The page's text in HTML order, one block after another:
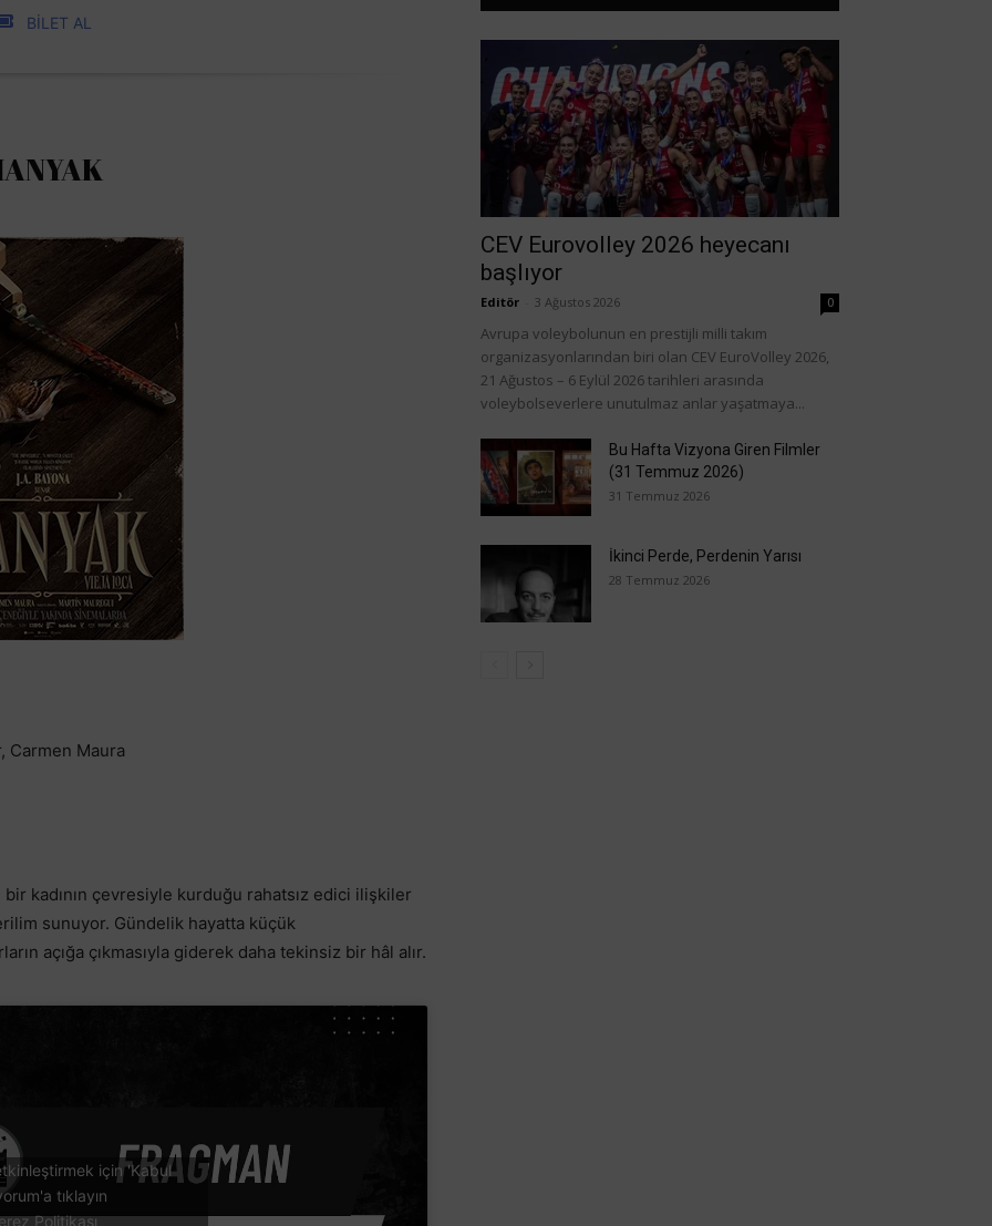
BİLET AL
Carmen Maura
bir kadının çevresiyle kurduğu rahatsız edici ilişkiler
sunuyor. Gündelik hayatta küçük
açığa çıkmasıyla giderek daha tekinsiz bir hâl alır.
için 'Kabul
tıklayın
Politikası
CEV Eurovolley 2026 heyecanı
başlıyor
Editör 3 Ağustos 2026 0
Avrupa voleybolunun en prestijli milli takım
organizasyonlarından biri olan CEV EuroVolley 2026,
21 Ağustos – 6 Eylül 2026 tarihleri arasında
voleybolseverlere unutulmaz anlar yaşatmaya...
Bu Hafta Vizyona Giren Filmler
(31 Temmuz 2026)
31 Temmuz 2026
İkinci Perde, Perdenin Yarısı
28 Temmuz 2026